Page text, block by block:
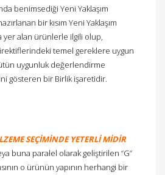
benimsediği Yeni Yaklaşım
bir kısım Yeni Yaklaşım
yer alan ürünlerle ilgili olup,
temel gereklere uygun
uygunluk değerlendirme
gösteren bir Birlik işaretidir.
SEÇİMİNDE YETERLİ MİDİR
buna paralel olarak geliştirilen “G”
o ürünün yapının herhangi bir